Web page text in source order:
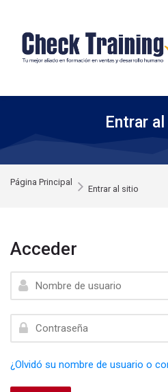
Entrar
Página Principal
Entrar al sitio
Acceder
Nombre de usuario
Contraseña
¿Olvidó su nombre de usuario o